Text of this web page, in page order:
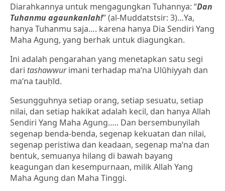
Diarahkannya untuk mengagungkan Tuhannya: “Dan
Tuhanmu agaunkanlah!” (al-Muddatstsir: 3)…Ya,
hanya Tuhanmu saja…. karena hanya Dia Sendiri Yang
Maha Agung, yang berhak untuk diagungkan.
Ini adalah pengarahan yang menetapkan satu segi
dari tashawwurimani terhadap ma‘na Ulūhiyyah dan
ma‘na tauḥīd.
Sesungguhnya setiap orang, setiap sesuatu, setiap
nilai, dan setiap hakikat adalah kecil, dan hanya Allah
Sendiri Yang Maha Agung….. Dan bersembunyilah
segenap benda-benda, segenap kekuatan dan nilai,
segenap peristiwa dan keadaan, segenap ma‘na dan
bentuk, semuanya hilang di bawah bayang
keagungan dan kesempurnaan, milik Allah Yang
Maha Agung dan Maha Tinggi.